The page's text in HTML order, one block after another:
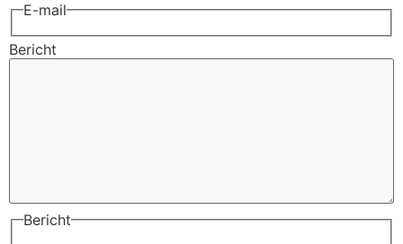
E-mail
Bericht
Bericht